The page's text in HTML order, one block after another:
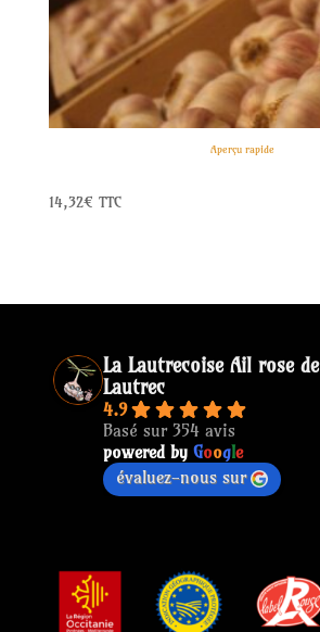
Aperçu rapide
14,32€ TTC
La Lautrecoise Ail rose de
Lautrec
4.9
Basé sur 354 avis
powered by Google
évaluez-nous sur